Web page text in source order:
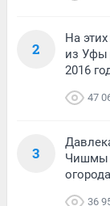
2
На
из Уфы
2016
47
3
Чишмы
36